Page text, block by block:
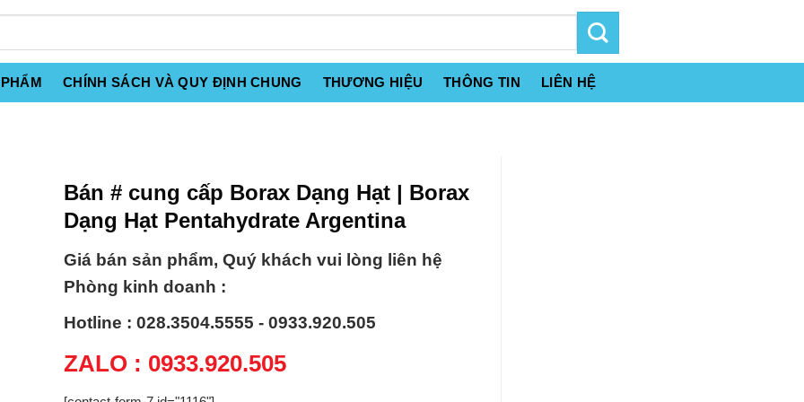
CHÍNH SÁCH VÀ QUY ĐỊNH CHUNG THƯƠNG HIỆU THÔNG TIN LIÊN HỆ
Bán # cung cấp Borax Dạng Hạt | Borax
Dạng Hạt Pentahydrate Argentina
Giá bán sản phẩm, Quý khách vui lòng liên hệ
Phòng kinh doanh :
Hotline : 028.3504.5555 - 0933.920.505
ZALO : 0933.920.505